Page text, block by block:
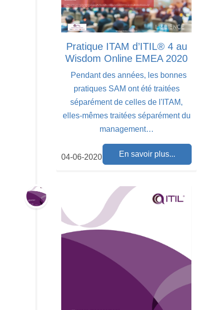
Pratique ITAM d’ITIL® 4 au
Wisdom Online EMEA 2020
Pendant des années, les bonnes
pratiques SAM ont été traitées
séparément de celles de l'ITAM,
elles-mêmes traitées séparément du
management…
En savoir plus...
04-06-2020